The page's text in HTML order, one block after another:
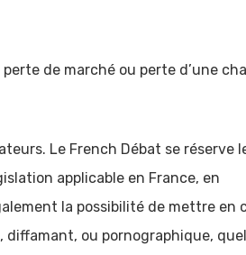
de marché ou perte d’une
Le French Débat se réserve
applicable en France, en
la possibilité de mettre en
diffamant, ou pornographique,